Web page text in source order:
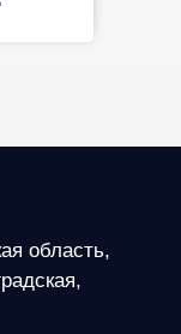
область,